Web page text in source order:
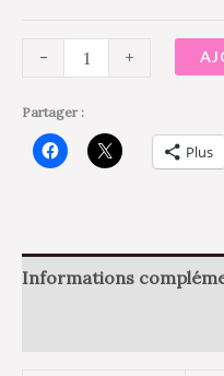
- +
Partager :
Plus
Informations